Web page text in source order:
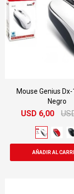
Mouse Genius
Negro
USD 6,00